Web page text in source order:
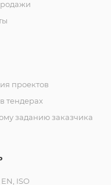
проектов
тендерах
заданию заказчика
ISO